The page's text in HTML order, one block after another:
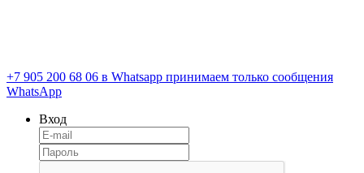
+7 905 200 68 06 в Whatsapp принимаем только сообщения
WhatsApp
Вход